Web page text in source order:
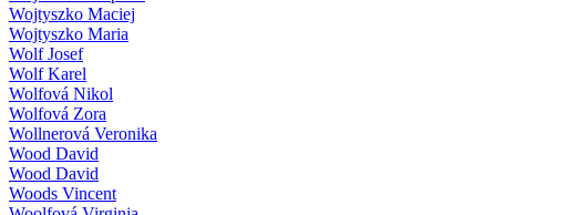
Wojtyszko Maciej
Wojtyszko Maria
Wolf Josef
Wolf Karel
Wolfová Nikol
Wolfová Zora
Wollnerová Veronika
Wood David
Wood David
Woods Vincent